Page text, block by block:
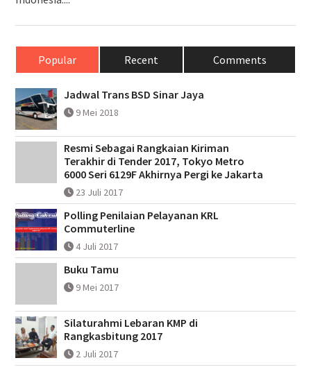
Popular Recent Comments
Jadwal Trans BSD Sinar Jaya
9 Mei 2018
Resmi Sebagai Rangkaian Kiriman
Terakhir di Tender 2017, Tokyo Metro
6000 Seri 6129F Akhirnya Pergi ke Jakarta
23 Juli 2017
Polling Penilaian Pelayanan KRL
Commuterline
4 Juli 2017
Buku Tamu
9 Mei 2017
Silaturahmi Lebaran KMP di
Rangkasbitung 2017
2 Juli 2017